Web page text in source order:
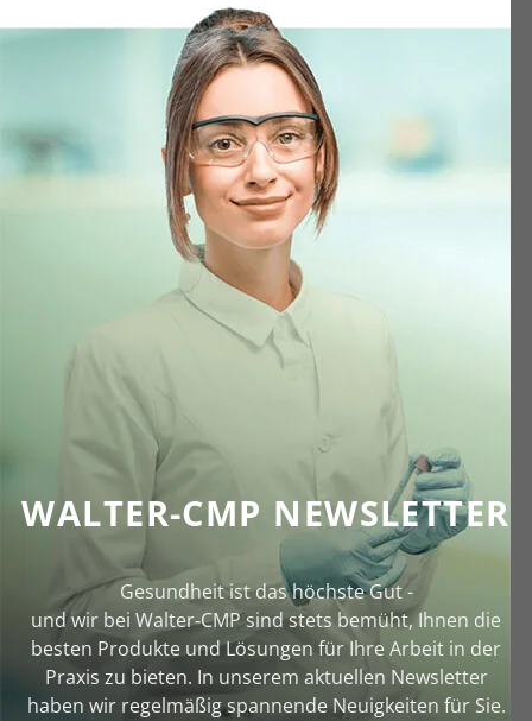
WALTER-CMP NEWSLETTER
Gesundheit ist das höchste Gut -
und wir bei Walter‑CMP sind stets bemüht, Ihnen die
besten Produkte und Lösungen für Ihre Arbeit in der
Praxis zu bieten. In unserem aktuellen Newsletter
haben wir regelmäßig spannende Neuigkeiten für Sie.